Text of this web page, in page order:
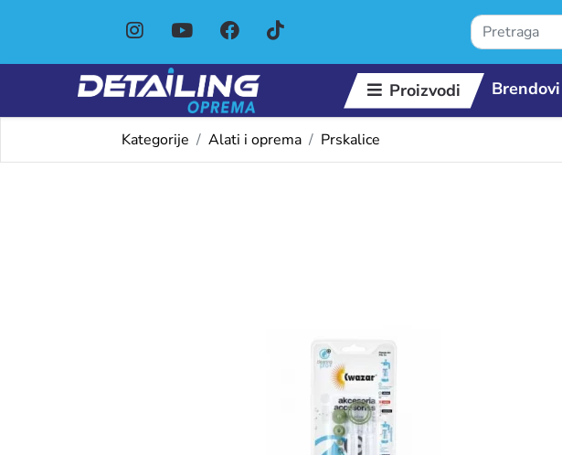
Proizvodi Brendovi
Kategorije Alati i oprema Prskalice
KWAZAR VENUS HD